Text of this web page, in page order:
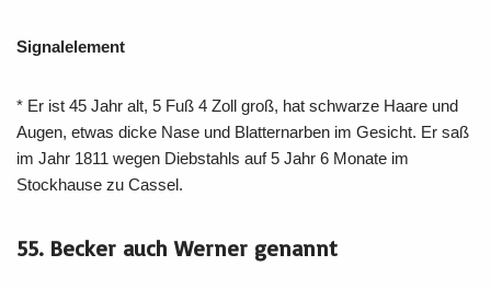
Signalelement
* Er ist 45 Jahr alt, 5 Fuß 4 Zoll groß, hat schwarze Haare und
Augen, etwas dicke Nase und Blatternarben im Gesicht. Er saß
im Jahr 1811 wegen Diebstahls auf 5 Jahr 6 Monate im
Stockhause zu Cassel.
55. Becker auch Werner genannt